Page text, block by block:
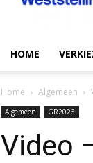
HOME
Home Algemeen
Algemeen GR2026
Video